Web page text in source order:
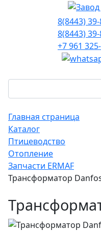
8(8443)
8(8443)
+7 961
Главная страница
Каталог
Птицеводство
Отопление
Запчасти ERMAF
Трансформатор